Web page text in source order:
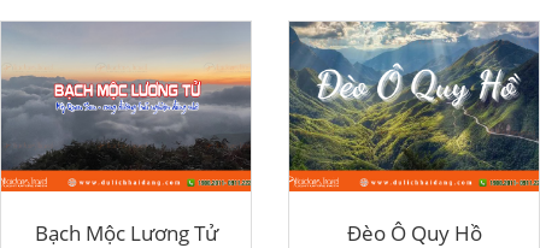
Bạch Mộc Lương Tử Đèo Ô Quy Hồ